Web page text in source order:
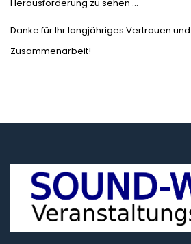
Herausforderung zu sehen …
Danke für Ihr langjähriges Vertrauen
Zusammenarbeit!